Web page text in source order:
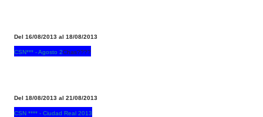
Del 16/08/2013 al 18/08/2013
CSN*** - Agosto 2Chas????
Del 18/08/2013 al 21/08/2013
CSN **** - Ciudad Real 2013